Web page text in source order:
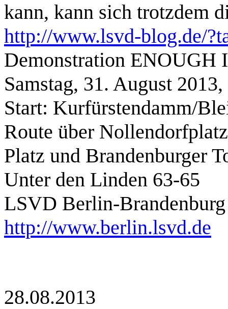
kann, kann sich trotzdem
http://www.lsvd-blog.de/
Demonstration ENOUGH
Samstag, 31. August
Start: Kurfürstendamm/
Route über
Platz und Brandenburger
Unter den Linden 63-65
LSVD Berlin-Brandenburg
http://www.berlin.lsvd.de
28.08.2013